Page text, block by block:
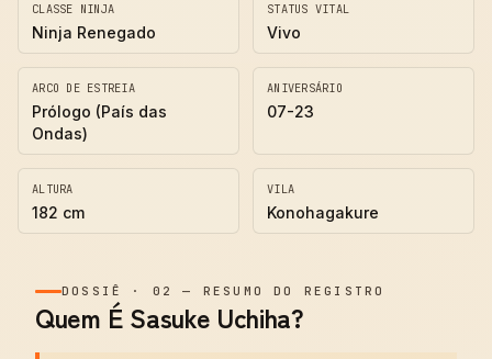
CLASSE NINJA
Ninja Renegado
STATUS VITAL
Vivo
ARCO DE ESTREIA
Prólogo (País das
Ondas)
ANIVERSÁRIO
07-23
ALTURA
182 cm
VILA
Konohagakure
DOSSIÊ · 02 — RESUMO DO REGISTRO
Quem É Sasuke Uchiha?